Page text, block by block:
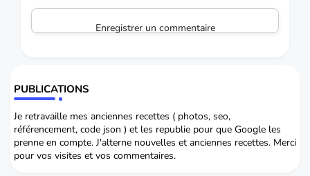
Enregistrer un commentaire
PUBLICATIONS
Je retravaille mes anciennes recettes ( photos, seo,
référencement, code json ) et les republie pour que Google les
prenne en compte. J'alterne nouvelles et anciennes recettes. Merci
pour vos visites et vos commentaires.